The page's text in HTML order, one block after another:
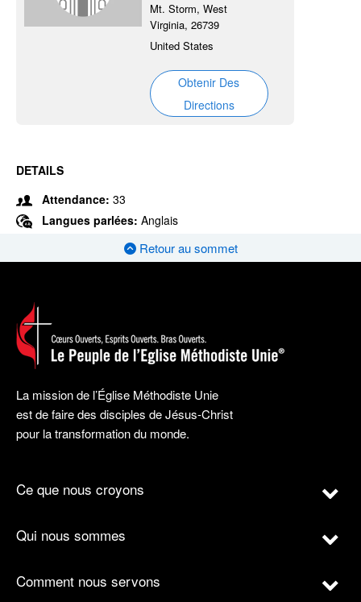
Mt. Storm, West
Virginia, 26739
United States
Obtenir Des
Directions
DETAILS
Attendance: 33
Langues parlées: Anglais
Retour au sommet
La mission de l’Église Méthodiste Unie
est de faire des disciples de Jésus-Christ
pour la transformation du monde.
Ce que nous croyons
Qui nous sommes
Comment nous servons